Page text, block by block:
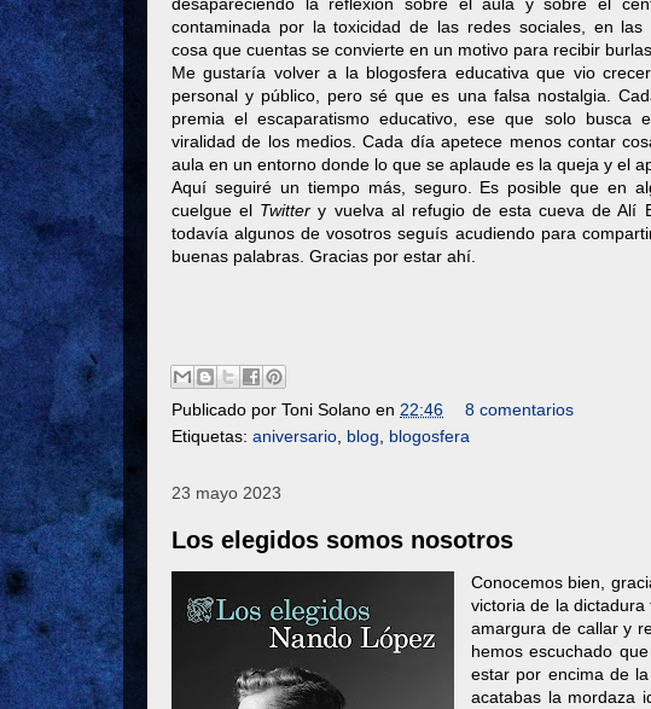
contaminada por la toxicidad de las redes sociales, en las
cosa que cuentas se convierte en un motivo para recibir
Me gustaría volver a la blogosfera educativa que vio
personal y público, pero sé que es una falsa nostalgia.
premia el escaparatismo educativo, ese que solo busca
viralidad de los medios. Cada día apetece menos contar
aula en un entorno donde lo que se aplaude es la queja y el
Aquí seguiré un tiempo más, seguro. Es posible que en
cuelgue el Twittery vuelva al refugio de esta cueva de Alí
todavía algunos de vosotros seguís acudiendo para
buenas palabras. Gracias por estar ahí.
Publicado por Toni Solano en 22:46
8 comentarios
Etiquetas: aniversario blog blogosfera
23 mayo 2023
Los elegidos somos nosotros
Conocemos bien,
victoria de la
amargura de callar y
hemos escuchado
estar por encima de
acatabas la mordaza